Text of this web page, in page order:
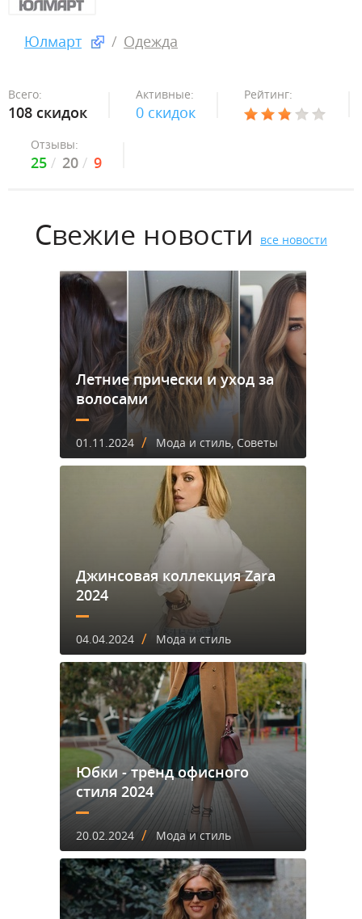
Юлмарт Одежда
Всего:
108 скидок
Активные:
0 скидок
Рейтинг:
Отзывы:
25 20 9
Свежие новости все новости
Летние прически и уход за
волосами
01.11.2024 / Мода и стиль, Советы
Джинсовая коллекция Zara
2024
04.04.2024 / Мода и стиль
Юбки - тренд офисного
стиля 2024
20.02.2024 / Мода и стиль